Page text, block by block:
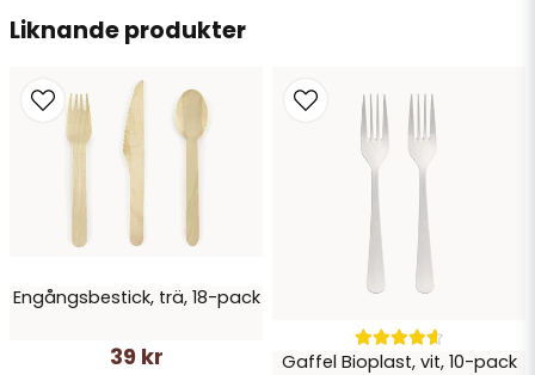
Ja, ni får publicera min fråga
Liknande produkter
Engångsbestick, trä, 18-pack
39 kr Gaffel Bioplast, vit, 10-pack